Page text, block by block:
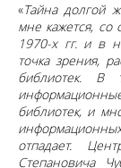
«Тайна долгой
мне кажется, со
1970-х гг. и в
точка зрения,
библиотек. В
библиотек, и
отпадает.
Степановича